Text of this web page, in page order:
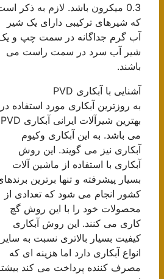
0.3 میکرون باشد. لازم به ذکر است
که شیرهای ترکیبی دارای یک شیر
آب گرم جداگانه در سمت چپ و یک
شیر آب سرد در سمت راست می
باشند.
آشنایی با آبکاری PVD
به روزترین آبکاری مورد استفاده در
بهترین شیرآلات ایرانی آبکاری PVD
می باشد. به این آبکاری وکیوم
آبکاری نیز می گویند. این روش
آبکاری با استفاده از ماشین آلات
بسیار پیشرفته و تنها برترین برندهای
کشور انجام می شود که تعدادی از
محصولات خود را با این روش گچ
کاری می کنند. این روش آبکاری
کیفیت بسیار بالاتری نسبت به سایر
انواع آبکاری دارد اما هزینه ای که
مصرف کننده پرداخت می کند بیشتر